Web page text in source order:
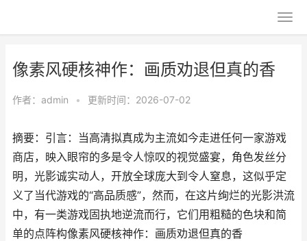
像素风硬核神作：画质劝退但真的香
作者： admin • 更新时间：2026-07-02
摘要：引言：当高清拟真成为主流如今走进任何一家游戏
商店，映入眼帘的多是令人惊叹的视觉盛宴，角色发丝分
明，光影诚实动人，开放全球庞大到令人窒息，这似乎定
义了当代游戏的“高品质感”，然而，在这片绚烂的光影洪流
中，有一类游戏固执地逆流而行，它们用粗糙的色块和简
单的点阵构像素风硬核神作：画质劝退但真的香